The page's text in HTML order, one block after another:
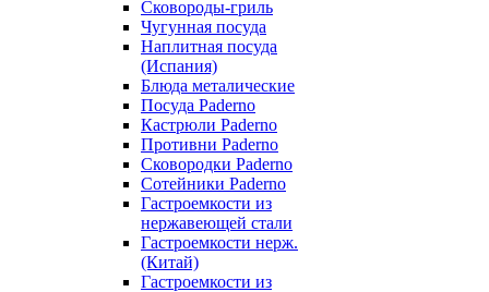
Сковороды-гриль
Чугунная посуда
Наплитная посуда
(Испания)
Блюда металические
Посуда Paderno
Кастрюли Paderno
Противни Paderno
Сковородки Paderno
Сотейники Paderno
Гастроемкости из
нержавеющей стали
Гастроемкости нерж.
(Китай)
Гастроемкости из